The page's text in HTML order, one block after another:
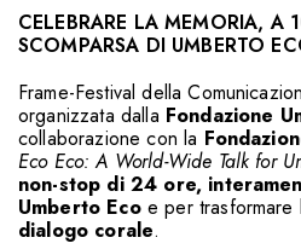
CELEBRARE LA MEMORIA, A
SCOMPARSA DI UMBERTO
Frame-Festival della
organizzata dalla Fondazione
collaborazione con la
Eco Eco: A World-Wide Talk for
non-stop di 24 ore,
Umberto Ecoe per trasformare
dialogo corale.